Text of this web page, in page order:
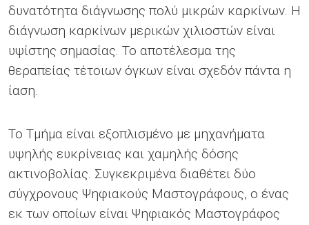
δυνατότητα διάγνωσης πολύ μικρών καρκίνων. Η
διάγνωση καρκίνων μερικών χιλιοστών είναι
υψίστης σημασίας. Το αποτέλεσμα της
θεραπείας τέτοιων όγκων είναι σχεδόν πάντα η
ίαση.
Το Τμήμα είναι εξοπλισμένο µε μηχανήματα
υψηλής ευκρίνειας και χαμηλής δόσης
ακτινοβολίας. Συγκεκριμένα διαθέτει δύο
σύγχρονους Ψηφιακούς Μαστογράφους, ο ένας
εκ των οποίων είναι Ψηφιακός Μαστογράφος